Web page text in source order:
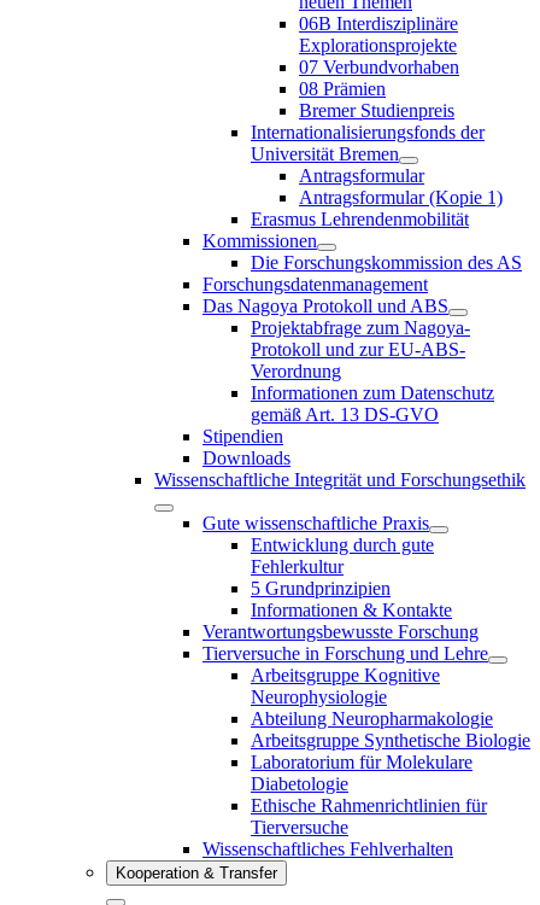
06B Interdisziplinäre
Explorationsprojekte
07 Verbundvorhaben
08 Prämien
Bremer Studienpreis
Internationalisierungsfonds der
Universität Bremen
Antragsformular
Antragsformular (Kopie 1)
Erasmus Lehrendenmobilität
Kommissionen
Die Forschungskommission des AS
Forschungsdatenmanagement
Das Nagoya Protokoll und ABS
Projektabfrage zum Nagoya-
Protokoll und zur EU-ABS-
Verordnung
Informationen zum Datenschutz
gemäß Art. 13 DS-GVO
Stipendien
Downloads
Wissenschaftliche Integrität und Forschungsethik
Gute wissenschaftliche Praxis
Entwicklung durch gute
Fehlerkultur
5 Grundprinzipien
Informationen & Kontakte
Verantwortungsbewusste Forschung
Tierversuche in Forschung und Lehre
Arbeitsgruppe Kognitive
Neurophysiologie
Abteilung Neuropharmakologie
Arbeitsgruppe Synthetische Biologie
Laboratorium für Molekulare
Diabetologie
Ethische Rahmenrichtlinien für
Tierversuche
Wissenschaftliches Fehlverhalten
Kooperation & Transfer